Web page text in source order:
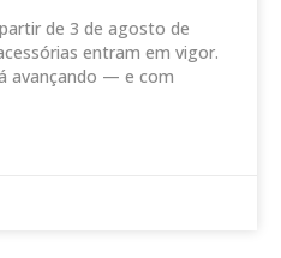
de 3 de agosto de
entram em vigor.
avançando — e com